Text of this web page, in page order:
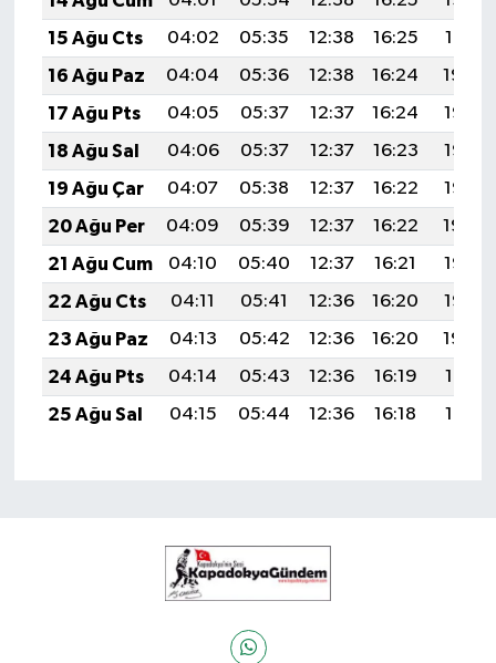
15 Ağu Cts
04:02 05:35 12:38 16:25
19:31
16 Ağu Paz
04:04 05:36 12:38 16:24
19:30
17 Ağu Pts
04:05 05:37 12:37 16:24
19:28
18 Ağu Sal
04:06 05:37 12:37 16:23
19:27
19 Ağu Çar
04:07 05:38 12:37 16:22
19:26
20 Ağu Per
04:09 05:39 12:37 16:22
19:24
21 Ağu Cum
04:10 05:40 12:37 16:21
19:23
22 Ağu Cts
04:11 05:41 12:36 16:20
19:22
23 Ağu Paz
04:13 05:42 12:36 16:20
19:20
24 Ağu Pts
04:14 05:43 12:36 16:19
19:19
25 Ağu Sal
04:15 05:44 12:36 16:18 19:17